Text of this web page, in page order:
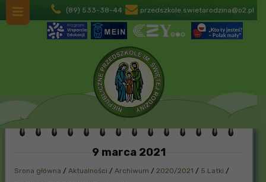
(89) 533-38-44 przedszkole.swietarodzina@o2.pl
9 marca 2021
Srona główna / Aktualności / Archiwum / 2020/2021 / 5 Latki /